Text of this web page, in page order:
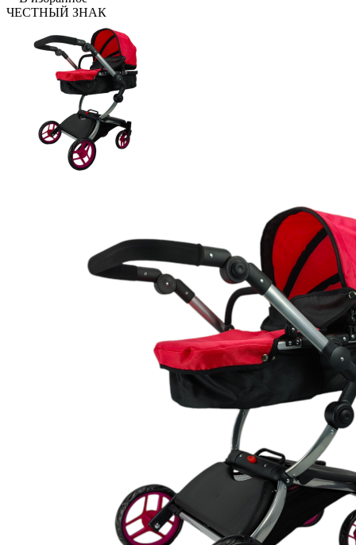
ЧЕСТНЫЙ ЗНАК